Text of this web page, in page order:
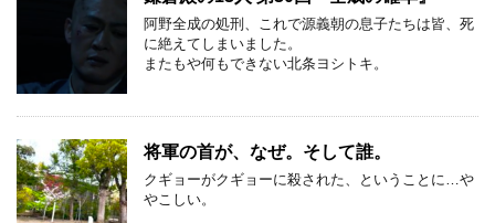
阿野全成の処刑、これで源義朝の息子たちは皆、死
に絶えてしまいました。
またもや何もできない北条ヨシトキ。
将軍の首が、なぜ。そして誰。
クギョーがクギョーに殺された、ということに…や
やこしい。